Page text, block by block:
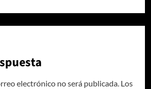
electrónico no será publicada. Los